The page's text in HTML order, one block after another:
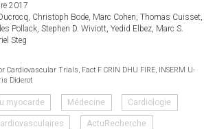
2017
Christoph Bode, Marc Cohen, Thomas Cuisset,
Pollack, Stephen D. Wiviott, Yedid Elbez, Marc S.
Steg
Cardiovascular Trials, Fact F CRIN DHU FIRE, INSERM U-
Diderot
myocarde Médecine Cardiologie
ActuRecherche